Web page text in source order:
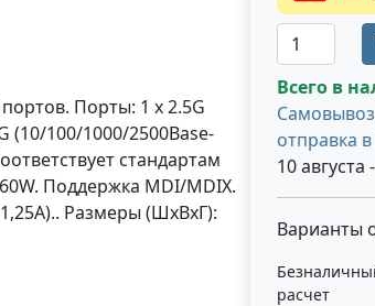
Порты: 1 x 2.5G
(10/100/1000/2500Base-
стандартам
Поддержка MDI/MDIX.
Размеры (ШxВxГ):
Всего в
отправка
10 августа
Варианты
расчет